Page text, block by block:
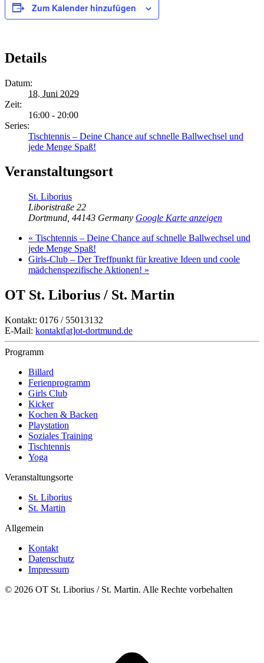
Zum Kalender hinzufügen
Details
Datum:
18. Juni 2029
Zeit:
16:00 - 20:00
Series:
Tischtennis – Deine Chance auf schnelle Ballwechsel und
jede Menge Spaß!
Veranstaltungsort
St. Liborius
Liboristraße 22
Dortmund 44143 Germany Google Karte anzeigen
« Tischtennis – Deine Chance auf schnelle Ballwechsel und
jede Menge Spaß!
Girls-Club – Der Treffpunkt für kreative Ideen und coole
mädchenspezifische Aktionen! »
OT St. Liborius / St. Martin
Kontakt: 0176 / 55013132
E-Mail: kontakt[at]ot-dortmund.de
Programm
Billard
Ferienprogramm
Girls Club
Kicker
Kochen & Backen
Playstation
Soziales Training
Tischtennis
Yoga
Veranstaltungsorte
St. Liborius
St. Martin
Allgemein
Kontakt
Datenschutz
Impressum
© 2026 OT St. Liborius / St. Martin. Alle Rechte vorbehalten